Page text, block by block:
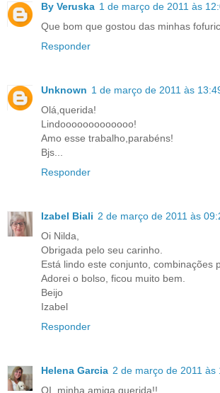
By Veruska 1 de março de 2011 às
Que bom que gostou das minhas
Responder
Unknown 1 de março de 2011 às
Olá,querida!
Lindooooooooooooo!
Amo esse trabalho,parabéns!
Bjs...
Responder
Izabel Biali 2 de março de 2011 às
Oi Nilda,
Obrigada pelo seu carinho.
Está lindo este conjunto, combinações
Adorei o bolso, ficou muito bem.
Beijo
Izabel
Responder
Helena Garcia 2 de março de 2011 às
OI, minha amiga querida!!